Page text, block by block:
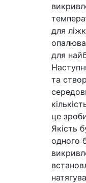
для
для
та
це
Якість
одного